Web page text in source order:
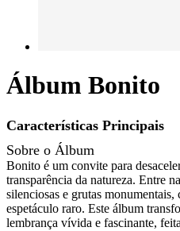
Álbum Bonito
Características Principais
Sobre o Álbum
Bonito é um convite para
transparência da natureza. Entre
silenciosas e grutas
espetáculo raro. Este álbum
lembrança vívida e fascinante,